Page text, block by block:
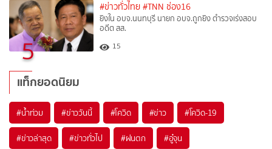
5
#ข่าวทั่วไทย #TNN ช่อง16
ยิงใน อบจ.นนทบุรี นายก อบจ.ถูกยิง ตำรวจเร่งสอบ
อดีต สส.
15
แท็กยอดนิยม
#น้ำท่วม #ข่าววันนี้ #โควิด #ข่าว #โควิด-19
#ข่าวล่าสุด #ข่าวทั่วไป #ฝนตก #อู๋จุน